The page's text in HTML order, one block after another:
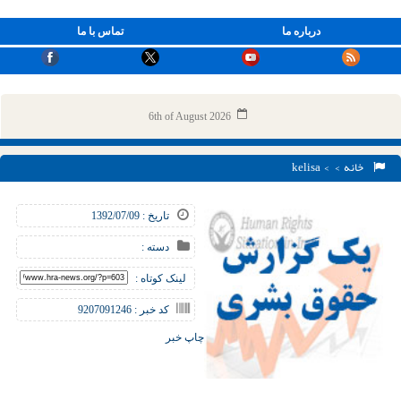
تماس با ما درباره ما
6th of August 2026
خانه > > kelisa
تاریخ : 1392/07/09
دسته :
لینک کوتاه :
کد خبر : 9207091246
چاپ خبر